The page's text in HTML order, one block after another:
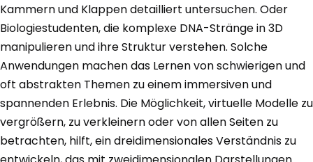
Kammern und Klappen detailliert untersuchen. Oder
Biologiestudenten, die komplexe DNA-Stränge in 3D
manipulieren und ihre Struktur verstehen. Solche
Anwendungen machen das Lernen von schwierigen und
oft abstrakten Themen zu einem immersiven und
spannenden Erlebnis. Die Möglichkeit, virtuelle Modelle zu
vergrößern, zu verkleinern oder von allen Seiten zu
betrachten, hilft, ein dreidimensionales Verständnis zu